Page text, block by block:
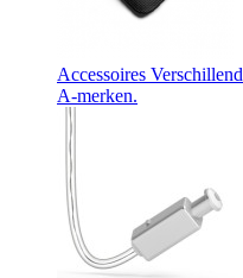
Accessoires
A-merken.